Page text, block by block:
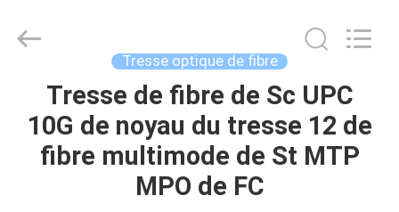
MAISON
PRODUITS
WanyYi Telecom Tech Co.,Limited.
Tresse optique de fibre
Tresse de fibre de Sc UPC
10G de noyau du tresse 12 de
fibre multimode de St MTP
MPO de FC